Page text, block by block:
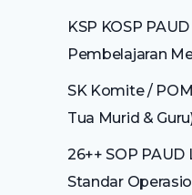
KSP KOSP
Pembelajaran
SK Komite /
Tua Murid &
26++ SOP
Standar